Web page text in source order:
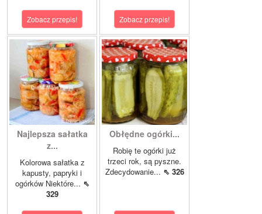
Zobacz przepis! Zobacz przepis!
Najlepsza sałatka
z...
Kolorowa sałatka z
kapusty, papryki i
ogórków Niektóre... ⇖
329
Obłędne ogórki...
Robię te ogórki już
trzeci rok, są pyszne.
Zdecydowanie... ⇖ 326